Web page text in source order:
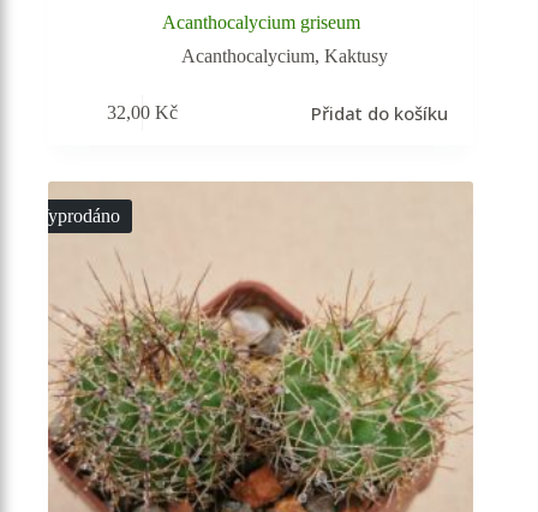
Acanthocalycium griseum
Acanthocalycium,Kaktusy
32,00Kč Přidat do košíku
Vyprodáno